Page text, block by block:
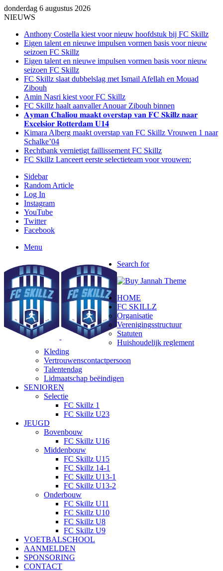
donderdag 6 augustus 2026
NIEUWS
Anthony Costella kiest voor nieuw hoofdstuk bij FC Skillz
Eigen talent en nieuwe impulsen vormen basis voor nieuw
seizoen FC Skillz
Eigen talent en nieuwe impulsen vormen basis voor nieuw
seizoen FC Skillz
FC Skillz slaat dubbelslag met Ismail Afellah en Mouad
Zibouh
Amin Nasri kiest voor FC Skillz
FC Skillz haalt aanvaller Anouar Zibouh binnen
𝐀𝐲𝐦𝐚𝐧 𝐂𝐡𝐚𝐥𝐢𝐨𝐮 𝐦𝐚𝐚𝐤𝐭 𝐨𝐯𝐞𝐫𝐬𝐭𝐚𝐩 𝐯𝐚𝐧 𝐅𝐂 𝐒𝐤𝐢𝐥𝐥𝐳 𝐧𝐚𝐚𝐫
𝐄𝐱𝐜𝐞𝐥𝐬𝐢𝐨𝐫 𝐑𝐨𝐭𝐭𝐞𝐫𝐝𝐚𝐦 𝐔𝟏𝟒
Kimara Alberg maakt overstap van FC Skillz Vrouwen 1 naar
Schalke’04
Rechtbank vernietigt faillissement FC Skillz
FC Skillz Lanceert eerste selectieteam voor vrouwen:
Sidebar
Random Article
Log In
Instagram
YouTube
Twitter
Facebook
Menu
Search for
HOME
FC SKILLZ
Organisatie
Verenigingsstructuur
Statuten
Huishoudelijk reglement
Kleding
Vertrouwenscontactpersoon
Talentendag
Lidmaatschap beëindigen
SENIOREN
Selectie
FC Skillz 1
FC Skillz U23
JEUGD
Bovenbouw
FC Skillz U16
Middenbouw
FC Skillz U15
FC Skillz 14-1
FC Skillz U13-1
FC Skillz U13-2
Onderbouw
FC Skillz U11
FC Skillz U10
FC Skillz U8
FC Skillz U9
VOETBALSCHOOL
AANMELDEN
SPONSORING
CONTACT